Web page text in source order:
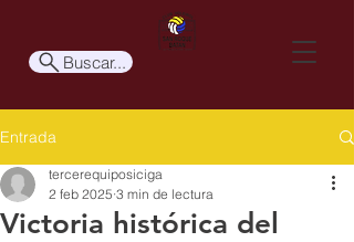
Buscar...
Entrada
Victoria histórica del
tercerequiposiciga
2 feb 2025 3 min de lectura